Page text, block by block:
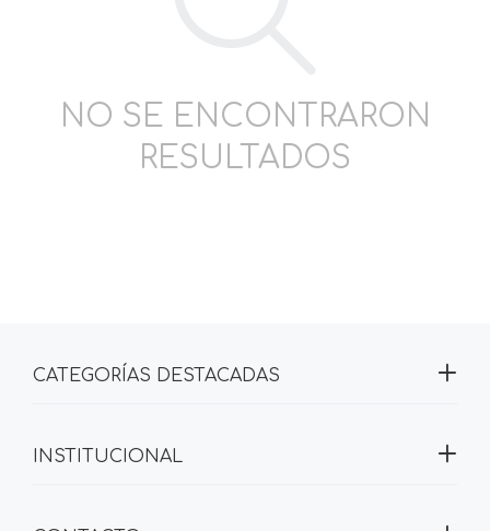
NO SE ENCONTRARON
RESULTADOS
CATEGORÍAS DESTACADAS
INSTITUCIONAL